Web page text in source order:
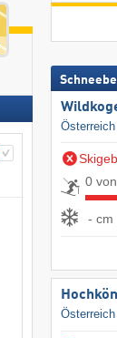
Österreich
0
- cm
Österreich